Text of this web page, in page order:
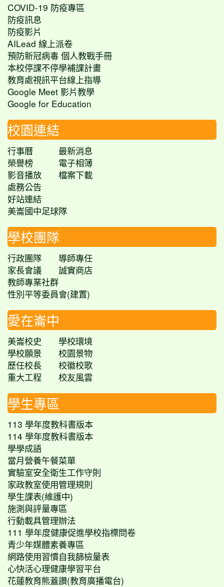
COVID-19 防疫專區
防疫訊息
防疫影片
AILead 線上派卷
預防新冠病毒 個人教戰手冊
本校停課不停學補課計畫
教育處視訊平台線上指導
Google Meet 影片教學
Google for Education
校園連結
行事曆
最新消息
榮譽榜
電子相簿
影音播放
檔案下載
處務公告
好站連結
美崙國中足球隊
學校團隊
行政團隊
導師專任
家長會議
誠實商店
教師專業社群
性別平等委員會(建置)
愛在崙中
美崙校史
學校環境
學校願景
校園景物
歷任校長
校徽校歌
重大工程
校友風雲
學生專區
113 學年度教科書版本
114 學年度教科書版本
學學成語
當月營養午餐菜單
實驗室安全衛生工作守則
家政教室使用管理規則
學生課表(維護中)
施測與評量專區
行動載具管理辦法
111 學年度健康促進學校指標問卷
青少年媒體素養專區
網路使用習慣自我篩檢量表
心快活心理健康學習平台
花蓮教育熊蓋讚(教育廣播電台)